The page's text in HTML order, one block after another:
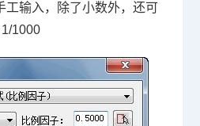
输入，除了小数外，还可
1000